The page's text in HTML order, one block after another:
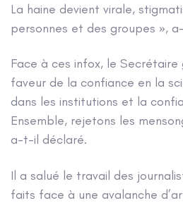
La haine devient virale,
personnes et des groupes »,
Face à ces infox, le
faveur de la confiance en la
dans les institutions et la
Ensemble, rejetons les
a-t-il déclaré.
Il a salué le travail des
faits face à une avalanche